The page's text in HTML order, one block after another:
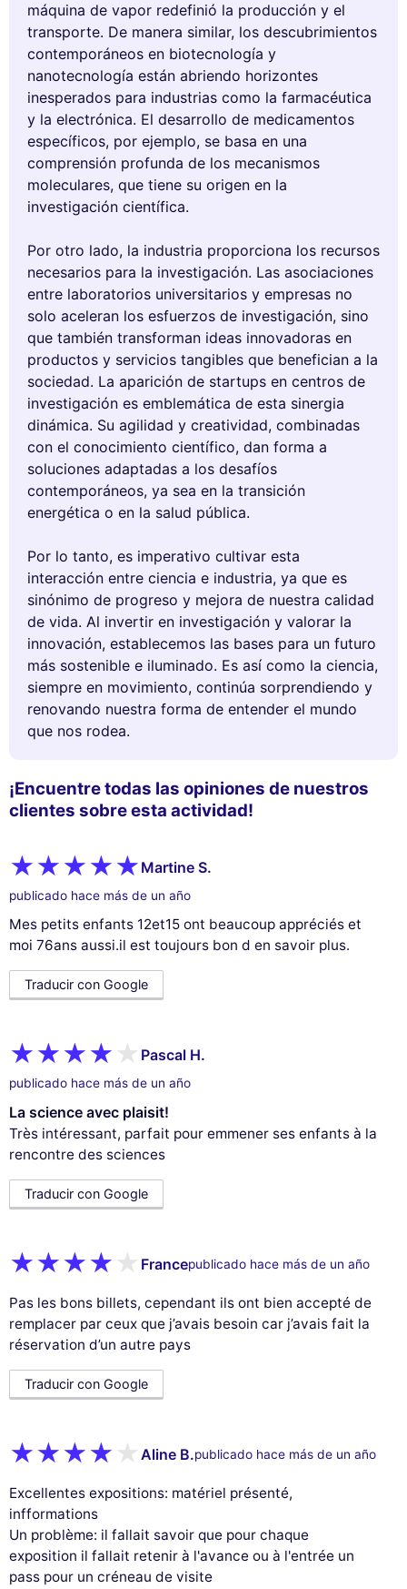
¡Encuentre todas las opiniones de nuestros
clientes sobre esta actividad!
Martine S.
publicado hace más de un año
Mes petits enfants 12et15 ont beaucoup appréciés et
moi 76ans aussi.il est toujours bon d en savoir plus.
Traducir con Google
Pascal H.
publicado hace más de un año
La science avec plaisit!
Très intéressant, parfait pour emmener ses enfants à la
rencontre des sciences
Traducir con Google
Francepublicado hace más de un año
Pas les bons billets, cependant ils ont bien accepté de
remplacer par ceux que j’avais besoin car j’avais fait la
réservation d’un autre pays
Traducir con Google
Aline B.publicado hace más de un año
Excellentes expositions: matériel présenté,
infformations
Un problème: il fallait savoir que pour chaque
exposition il fallait retenir à l'avance ou à l'entrée un
pass pour un créneau de visite
máquina de vapor redefinió la producción y el
transporte. De manera similar, los descubrimientos
contemporáneos en biotecnología y
nanotecnología están abriendo horizontes
inesperados para industrias como la farmacéutica
y la electrónica. El desarrollo de medicamentos
específicos, por ejemplo, se basa en una
comprensión profunda de los mecanismos
moleculares, que tiene su origen en la
investigación científica.
Por otro lado, la industria proporciona los recursos
necesarios para la investigación. Las asociaciones
entre laboratorios universitarios y empresas no
solo aceleran los esfuerzos de investigación, sino
que también transforman ideas innovadoras en
productos y servicios tangibles que benefician a la
sociedad. La aparición de startups en centros de
investigación es emblemática de esta sinergia
dinámica. Su agilidad y creatividad, combinadas
con el conocimiento científico, dan forma a
soluciones adaptadas a los desafíos
contemporáneos, ya sea en la transición
energética o en la salud pública.
Por lo tanto, es imperativo cultivar esta
interacción entre ciencia e industria, ya que es
sinónimo de progreso y mejora de nuestra calidad
de vida. Al invertir en investigación y valorar la
innovación, establecemos las bases para un futuro
más sostenible e iluminado. Es así como la ciencia,
siempre en movimiento, continúa sorprendiendo y
renovando nuestra forma de entender el mundo
que nos rodea.